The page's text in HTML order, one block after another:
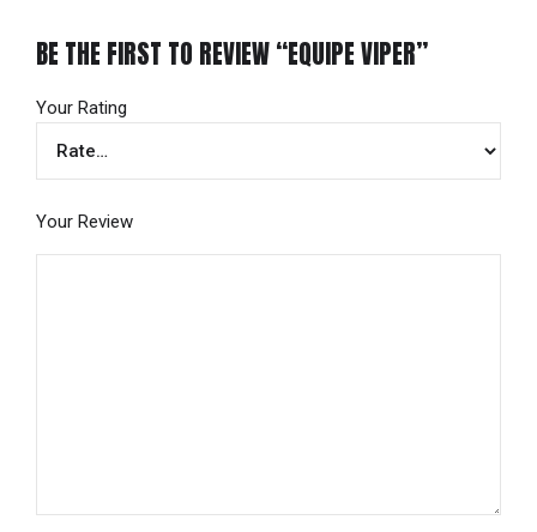
BE THE FIRST TO REVIEW “EQUIPE VIPER”
Your Rating
Your Review